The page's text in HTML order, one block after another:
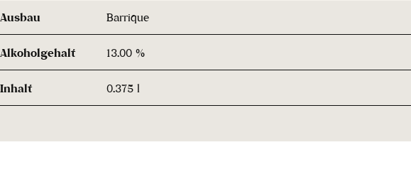
Ausbau Barrique
Alkoholgehalt 13.00 %
Inhalt 0.375 l